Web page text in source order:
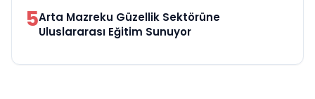
5Arta Mazreku Güzellik Sektörüne
Uluslararası Eğitim Sunuyor